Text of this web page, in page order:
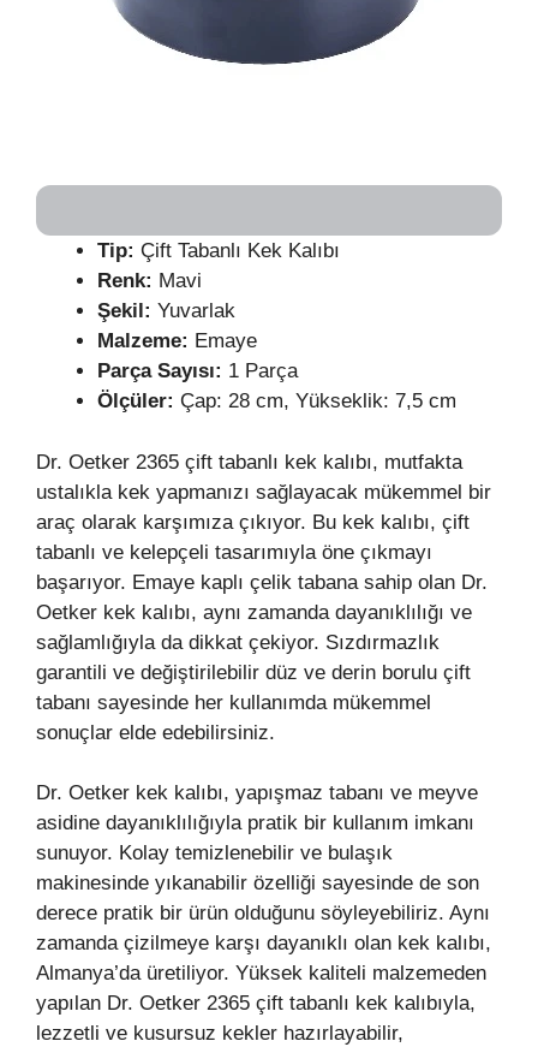
Tip: Çift Tabanlı Kek Kalıbı
Renk: Mavi
Şekil: Yuvarlak
Malzeme: Emaye
Parça Sayısı: 1 Parça
Ölçüler: Çap: 28 cm, Yükseklik: 7,5 cm
Dr. Oetker 2365 çift tabanlı kek kalıbı, mutfakta
ustalıkla kek yapmanızı sağlayacak mükemmel bir
araç olarak karşımıza çıkıyor. Bu kek kalıbı, çift
tabanlı ve kelepçeli tasarımıyla öne çıkmayı
başarıyor. Emaye kaplı çelik tabana sahip olan Dr.
Oetker kek kalıbı, aynı zamanda dayanıklılığı ve
sağlamlığıyla da dikkat çekiyor. Sızdırmazlık
garantili ve değiştirilebilir düz ve derin borulu çift
tabanı sayesinde her kullanımda mükemmel
sonuçlar elde edebilirsiniz.
Dr. Oetker kek kalıbı, yapışmaz tabanı ve meyve
asidine dayanıklılığıyla pratik bir kullanım imkanı
sunuyor. Kolay temizlenebilir ve bulaşık
makinesinde yıkanabilir özelliği sayesinde de son
derece pratik bir ürün olduğunu söyleyebiliriz. Aynı
zamanda çizilmeye karşı dayanıklı olan kek kalıbı,
Almanya’da üretiliyor. Yüksek kaliteli malzemeden
yapılan Dr. Oetker 2365 çift tabanlı kek kalıbıyla,
lezzetli ve kusursuz kekler hazırlayabilir,